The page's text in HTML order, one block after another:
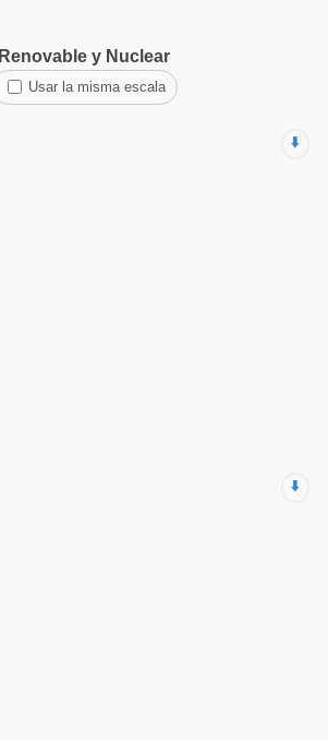
Renovable y Nuclear
Usar la misma escala
⬇️
⬇️